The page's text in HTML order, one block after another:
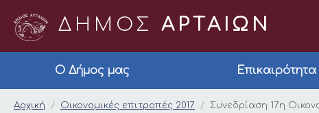
ΔΗΜΟΣ ΑΡΤΑΙΩΝ
Ο Δήμος μας Επικαιρότητα
Συνεδρίαση 17η
Αρχική Οικονομικές επιτροπές 2017 Συνεδρίαση 17η